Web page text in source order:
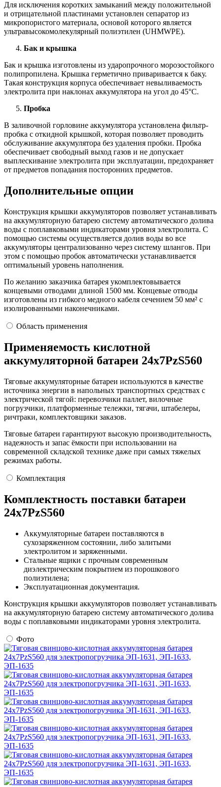
Для исключения коротких замыканий между положительной
и отрицательной пластинами установлен сепаратор из
микропористого материала, основой которого является
ультравысокомолекулярный полиэтилен (UHMWPE).
Бак и крышка
Бак и крышка изготовлены из ударопрочного морозостойкого
полипропилена. Крышка герметично приваривается к баку.
Такая конструкция корпуса обеспечивает невыливаемость
электролита при наклонах аккумулятора на угол до 45°С.
Пробка
В заливочной горловине аккумулятора установлена фильтр-
пробка с откидной крышкой, которая позволяет проводить
обслуживание аккумулятора без удаления пробки. Пробка
обеспечивает свободный выход газов и не допускает
выплескивание электролита при эксплуатации, предохраняет
от предметов попадания посторонних предметов.
Дополнительные опции
Конструкция крышки аккумуляторов позволяет устанавливать
на аккумуляторную батарею систему автоматического долива
воды с поплавковыми индикаторами уровня электролита. С
помощью системы осуществляется долив воды во все
аккумуляторы централизованно через систему шлангов. При
этом с помощью пробок автоматически устанавливается
оптимальный уровень наполнения.
По желанию заказчика батарея укомплектовывается
концевыми отводами длиной 1500 мм. Концевые отводы
изготовлены из гибкого медного кабеля сечением 50 мм² с
изолированными наконечниками.
Область применения
Применяемость кислотной
аккумуляторной батареи 24х7PzS560
Тяговые аккумуляторные батареи используются в качестве
источника энергии в напольных транспортных средствах с
электрической тягой: перевозчики паллет, вилочные
погрузчики, платформенные тележки, тягачи, штабелеры,
ричтраки, комплектовщики заказов.
Тяговые батареи гарантируют высокую производительность,
надежность и запас ёмкости при использовании на
современной складской технике даже при самых тяжелых
режимах работы.
Комплектация
Комплектность поставки батареи
24х7PzS560
Аккумуляторные батареи поставляются в
сухозаряженном состоянии, либо залитыми
электролитом и заряженными.
Стальные ящики с прочным современным
диэлектрическим покрытием из порошкового
полиэтилена;
Эксплуатационная документация.
Конструкция крышки аккумуляторов позволяет устанавливать
на аккумуляторную батарею систему автоматического долива
воды с поплавковыми индикаторами уровня электролита.
Фото